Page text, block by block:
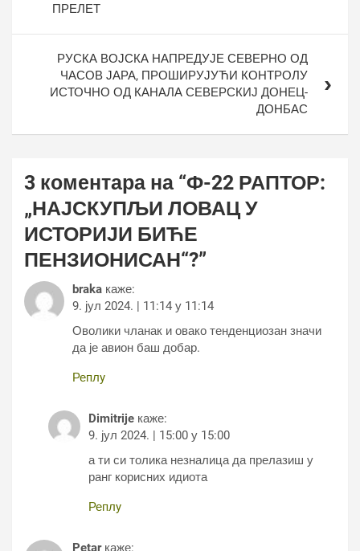
ПРЕЛЕТ
РУСКА ВОЈСКА НАПРЕДУЈЕ СЕВЕРНО ОД
ЧАСОВ ЈАРА, ПРОШИРУЈУЋИ КОНТРОЛУ
ИСТОЧНО ОД КАНАЛА СЕВЕРСКИЈ ДОНЕЦ-
ДОНБАС
3 коментара на “Ф-22 РАПТОР:
„НАЈСКУПЉИ ЛОВАЦ У
ИСТОРИЈИ БИЋЕ
ПЕНЗИОНИСАН“?”
braka каже:
9. јул 2024. | 11:14 у 11:14
Оволики чланак и овако тенденциозан значи
да је авион баш добар.
Реплy
Dimitrije каже:
9. јул 2024. | 15:00 у 15:00
а ти си толика незналица да прелазиш у
ранг корисних идиота
Реплy
Petar каже: